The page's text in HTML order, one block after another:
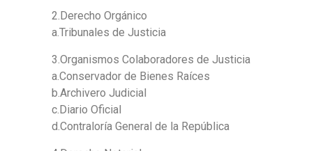
2.Derecho Orgánico
a.Tribunales de Justicia
3.Organismos Colaboradores de Justicia
a.Conservador de Bienes Raíces
b.Archivero Judicial
c.Diario Oficial
d.Contraloría General de la República